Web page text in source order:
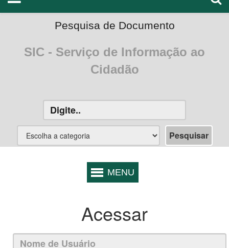
Pesquisa de Documento
SIC - Serviço de Informação ao
Cidadão
Acessar